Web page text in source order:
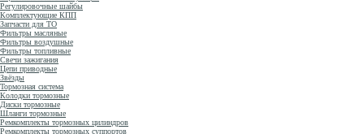
Регулировочные шайбы
Комплектующие КПП
Запчасти для ТО
Фильтры масляные
Фильтры воздушные
Фильтры топливные
Свечи зажигания
Цепи приводные
Звёзды
Тормозная система
Колодки тормозные
Диски тормозные
Шланги тормозные
Ремкомплекты тормозных цилиндров
Ремкомплекты тормозных суппортов